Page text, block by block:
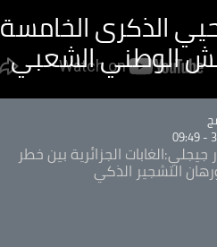
الذكرى الخامسة
الوطني الشعبي
جيجلي:الغابات الجزائرية بين خطر
التشجير الذكي